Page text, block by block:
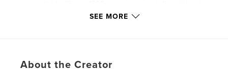
en juillet, grâce à la pression du révolutionnaire
Babeuf imprime un nouveau journal qui n'aura que
SEE MORE
About the Creator